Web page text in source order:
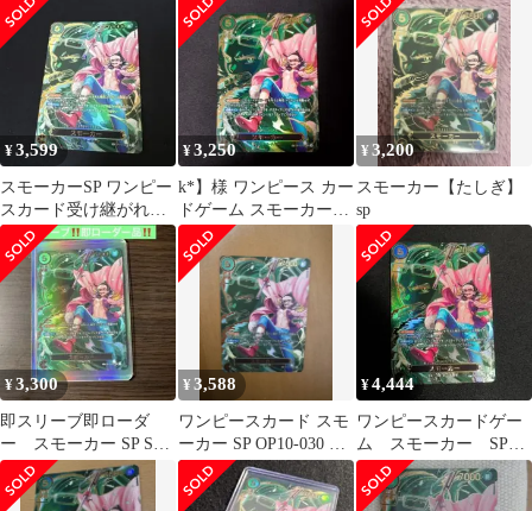
¥3,599
スモーカーSP ワンピー
スカード受け継がれる
意志
¥3,250
k*】様 ワンピース カー
ドゲーム スモーカー
SP SR 受け継がれる意
志
¥3,200
スモーカー【たしぎ】
sp
¥3,300
即スリーブ即ローダ
ー スモーカー SP SR
OP10-030
¥3,588
ワンピースカード スモ
ーカー SP OP10-030 SR
受け継がれる意志
¥4,444
ワンピースカードゲー
ム スモーカー SP
SR パラレル